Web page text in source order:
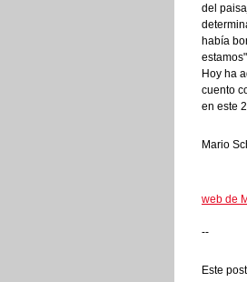
del
había
Hoy ha
cuento
en este
Mario
web de
--
Este